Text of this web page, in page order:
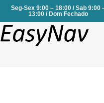
Seg-Sex 9:00 – 18:00 / Sab 9:00
13:00 / Dom Fechado